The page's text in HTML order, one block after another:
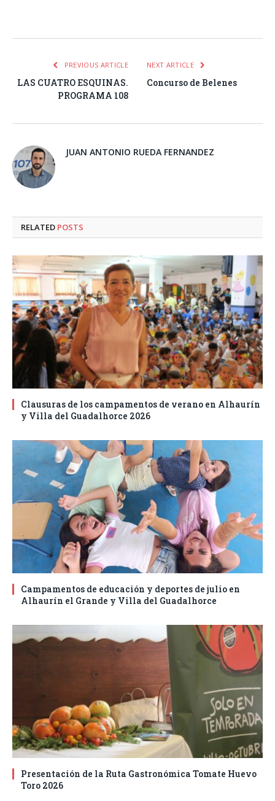
PREVIOUS ARTICLE
LAS CUATRO ESQUINAS.
PROGRAMA 108
NEXT ARTICLE
Concurso de Belenes
JUAN ANTONIO RUEDA FERNANDEZ
RELATED POSTS
Clausuras de los campamentos de verano en Alhaurín
y Villa del Guadalhorce 2026
Campamentos de educación y deportes de julio en
Alhaurín el Grande y Villa del Guadalhorce
Presentación de la Ruta Gastronómica Tomate Huevo
Toro 2026